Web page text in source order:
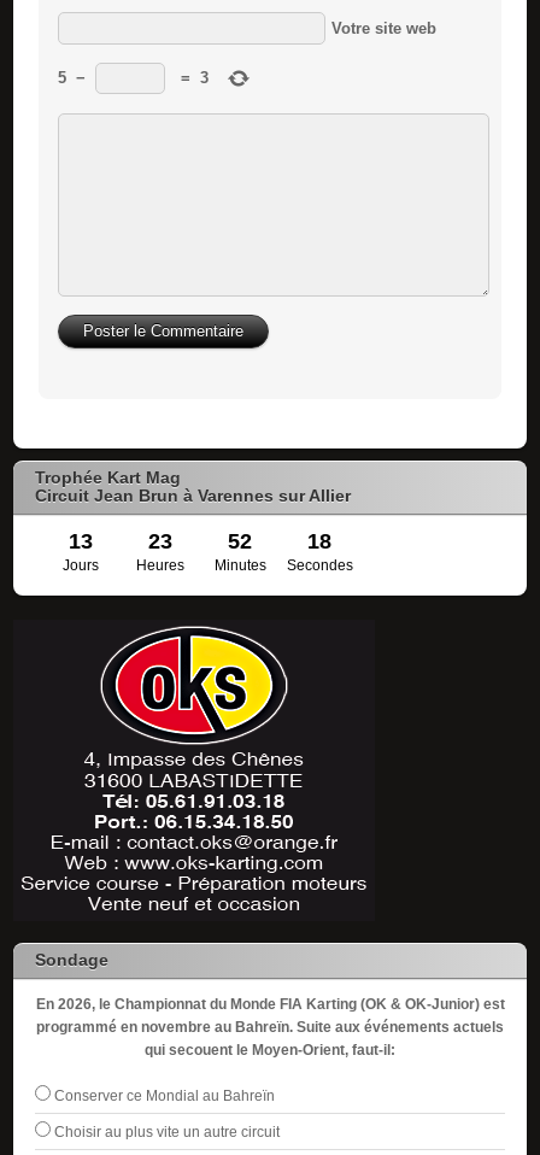
Votre site web
5 − = 3
Trophée Kart Mag
Circuit Jean Brun à Varennes sur Allier
13 23 52 17
Jours Heures Minutes Secondes
Sondage
En 2026, le Championnat du Monde FIA Karting (OK & OK-Junior) est
programmé en novembre au Bahreïn. Suite aux événements actuels
qui secouent le Moyen-Orient, faut-il:
Conserver ce Mondial au Bahreïn
Choisir au plus vite un autre circuit